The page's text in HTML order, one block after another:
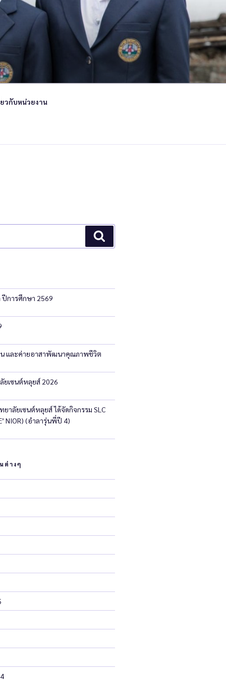
ยวกับหน่วยงาน
การศึกษา 2569
และค่ายอาสาพัฒนาคุณภาพชีวิต
ยเซนต์หลุยส์ 2026
าลัยเซนต์หลุยส์ ได้จัดกิจกรรม SLC
NIOR) (อำลารุ่นพี่ปี 4)
ต่างๆ